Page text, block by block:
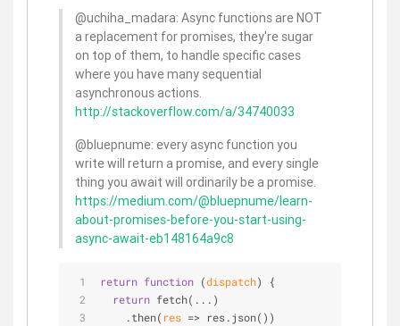
@uchiha_madara: Async functions are NOT
a replacement for promises, they're sugar
on top of them, to handle specific cases
where you have many sequential
asynchronous actions.
http://stackoverflow.com/a/34740033
@bluepnume: every async function you
write will return a promise, and every single
thing you await will ordinarily be a promise.
https://medium.com/@bluepnume/learn-
about-promises-before-you-start-using-
async-await-eb148164a9c8
return function (dispatch)
{
return fetch(...)
    .then(
res => res.json())